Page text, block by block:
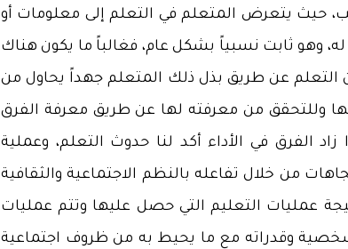
حيث يتعرض المتعلم في التعلم إلى معلومات أو
وهو ثابت نسبياً بشكل عام، فغالباً ما يكون هناك
التعلم عن طريق بذل ذلك المتعلم جهداً يحاول من
وللتحقق من معرفته لها عن طريق معرفة الفرق
زاد الفرق في الأداء أكد لنا حدوث التعلم، وعملية
من خلال تفاعله بالنظم الاجتماعية والثقافية
عمليات التعليم التي حصل عليها وتتم عمليات
وقدراته مع ما يحيط به من ظروف اجتماعية